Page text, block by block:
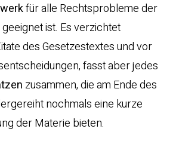
für alle Rechtsprobleme der
ist. Es verzichtet
des Gesetzestextes und vor
fasst aber jedes
zusammen, die am Ende des
nochmals eine kurze
der Materie bieten.